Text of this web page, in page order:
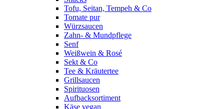
Tofu, Seitan, Tempeh & Co
Tomate pur
Würzsaucen
Zahn- & Mundpflege
Senf
Weißwein & Rosé
Sekt & Co
Tee & Kräutertee
Grillsaucen
Spirituosen
Aufbacksortiment
Käse vegan